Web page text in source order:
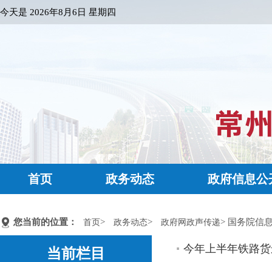
今天是 2026年8月6日 星期四
首页 政务动态 政府信息公
您当前的位置： 首页> 政务动态> 政府网政声传递> 国务院信
当前栏目 今年上半年铁路